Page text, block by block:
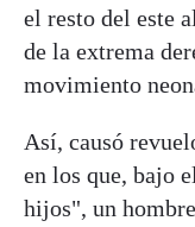
el resto del este
de la extrema
movimiento
Así, causó
en los que, bajo
hijos", un